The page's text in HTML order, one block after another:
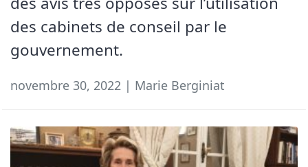
des cabinets de conseil par le
gouvernement.
novembre 30, 2022 | Marie Berginiat